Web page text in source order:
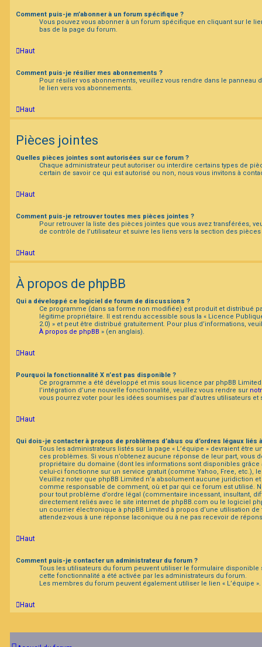
Comment puis-je m’abonner à un forum spécifique ?
Vous pouvez vous abonner à un forum spécifique en cliquant sur le
bas de la page du forum.
Haut
Comment puis-je résilier mes abonnements ?
Pour résilier vos abonnements, veuillez vous rendre dans le panneau
le lien vers vos abonnements.
Haut
Pièces jointes
Quelles pièces jointes sont autorisées sur ce forum ?
Chaque administrateur peut autoriser ou interdire certains types de
certain de savoir ce qui est autorisé ou non, nous vous invitons à
Haut
Comment puis-je retrouver toutes mes pièces jointes ?
Pour retrouver la liste des pièces jointes que vous avez transférées,
de contrôle de l’utilisateur et suivre les liens vers la section des
Haut
À propos de phpBB
Qui a développé ce logiciel de forum de discussions ?
Ce programme (dans sa forme non modifiée) est produit et distribué
légitime propriétaire. Il est rendu accessible sous la « Licence
2.0) » et peut être distribué gratuitement. Pour plus d’informations,
À propos de phpBB » (en anglais).
Haut
Pourquoi la fonctionnalité X n’est pas disponible ?
Ce programme a été développé et mis sous licence par phpBB
l’intégration d’une nouvelle fonctionnalité, veuillez vous rendre sur
vous pourrez voter pour les idées soumises par d’autres utilisateurs et
Haut
Qui dois-je contacter à propos de problèmes d’abus ou d’ordres légaux liés
Tous les administrateurs listés sur la page « L’équipe » devraient être
ces problèmes. Si vous n’obtenez aucune réponse de leur part, vous
propriétaire du domaine (dont les informations sont disponibles grâce
celui-ci fonctionne sur un service gratuit (comme Yahoo, Free, etc.),
Veuillez noter que phpBB Limited n’a absolument aucune juridiction
comme responsable de comment, où et par qui ce forum est utilisé.
pour tout problème d’ordre légal (commentaire incessant, insultant,
directement reliés avec le site internet de phpBB.com ou le logiciel
un courrier électronique à phpBB Limited à propos d’une utilisation
attendez-vous à une réponse laconique ou à ne pas recevoir de
Haut
Comment puis-je contacter un administrateur du forum ?
Tous les utilisateurs du forum peuvent utiliser le formulaire disponible
cette fonctionnalité a été activée par les administrateurs du forum.
Les membres du forum peuvent également utiliser le lien « L’équipe ».
Haut